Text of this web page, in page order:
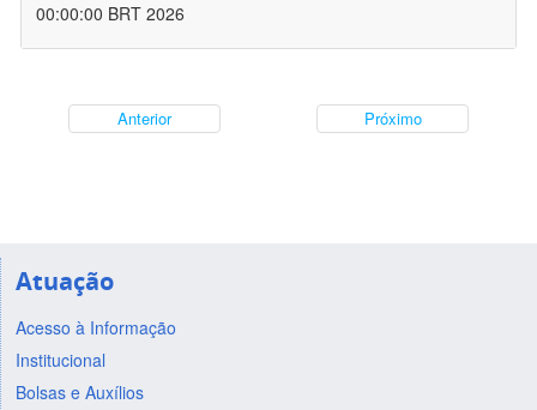
00:00:00 BRT 2026
Anterior Próximo
Atuação
Acesso à Informação
Institucional
Bolsas e Auxílios